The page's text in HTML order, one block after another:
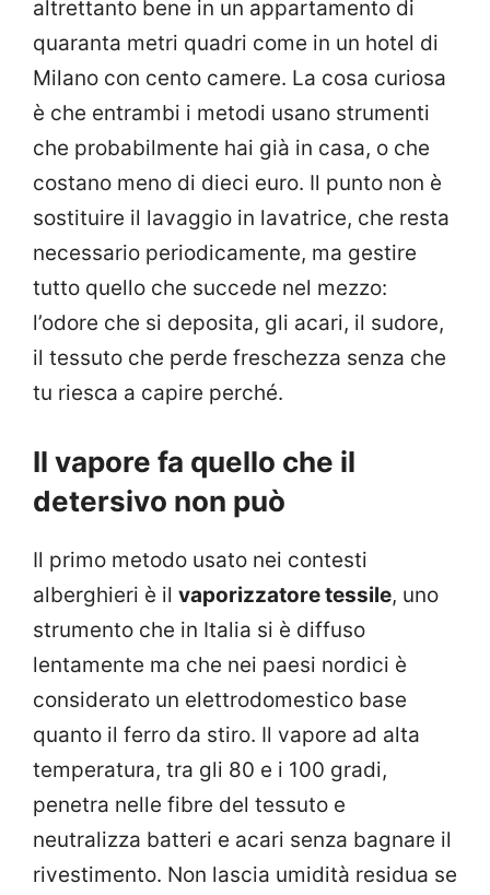
altrettanto bene in un appartamento di
quaranta metri quadri come in un hotel di
Milano con cento camere. La cosa curiosa
è che entrambi i metodi usano strumenti
che probabilmente hai già in casa, o che
costano meno di dieci euro. Il punto non è
sostituire il lavaggio in lavatrice, che resta
necessario periodicamente, ma gestire
tutto quello che succede nel mezzo:
l’odore che si deposita, gli acari, il sudore,
il tessuto che perde freschezza senza che
tu riesca a capire perché.
Il vapore fa quello che il
detersivo non può
Il primo metodo usato nei contesti
alberghieri è il vaporizzatore tessile, uno
strumento che in Italia si è diffuso
lentamente ma che nei paesi nordici è
considerato un elettrodomestico base
quanto il ferro da stiro. Il vapore ad alta
temperatura, tra gli 80 e i 100 gradi,
penetra nelle fibre del tessuto e
neutralizza batteri e acari senza bagnare il
rivestimento. Non lascia umidità residua se